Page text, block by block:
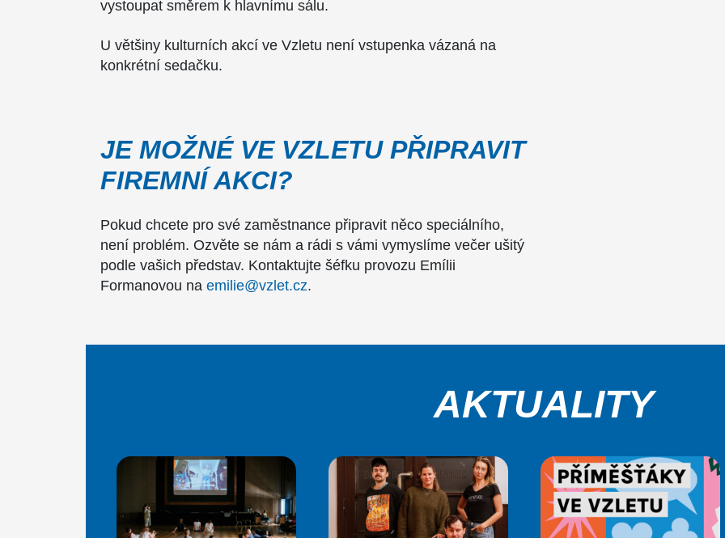
vystoupat směrem k hlavnímu sálu.
U většiny kulturních akcí ve Vzletu není vstupenka vázaná na
konkrétní sedačku.
JE MOŽNÉ VE VZLETU PŘIPRAVIT
FIREMNÍ AKCI?
Pokud chcete pro své zaměstnance připravit něco speciálního,
není problém. Ozvěte se nám a rádi s vámi vymyslíme večer ušitý
podle vašich představ. Kontaktujte šéfku provozu Emílii
Formanovou na emilie@vzlet.cz.
AKTUALITY